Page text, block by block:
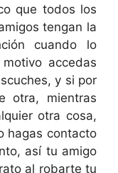
que todos los
tengan la
cuando lo
accedas
y si por
otra, mientras
otra cosa,
hagas contacto
así tu amigo
al robarte tu